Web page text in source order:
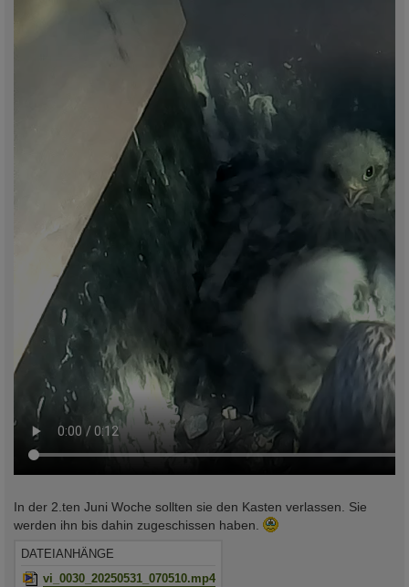
In der 2.ten Juni Woche sollten sie den Kasten verlassen. Sie
werden ihn bis dahin zugeschissen haben.
DATEIANHÄNGE
vi_0030_20250531_070510.mp4